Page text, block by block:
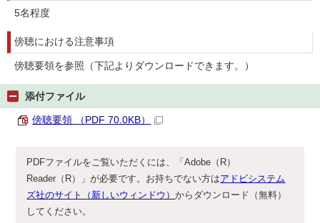
5名程度
傍聴における注意事項
傍聴要領を参照（下記よりダウンロードできます。）
添付ファイル
傍聴要領 （PDF 70.0KB）
PDFファイルをご覧いただくには、「Adobe（R）
Reader（R）」が必要です。お持ちでない方はアドビシステム
ズ社のサイト（新しいウィンドウ）からダウンロード（無料）
してください。